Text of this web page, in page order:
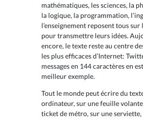
mathématiques, les sciences, la
la logique, la programmation,
l’enseignement reposent tous sur
pour transmettre leurs idées.
encore, le texte reste au centre
les plus efficaces d’Internet:
messages en 144 caractères en
meilleur exemple.
Tout le monde peut écrire du
ordinateur, sur une feuille
ticket de métro, sur une serviette,